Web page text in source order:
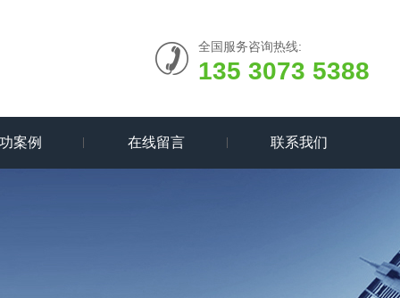
全国服务咨询热线:
135 3073 5388
案例 在线留言 联系我们